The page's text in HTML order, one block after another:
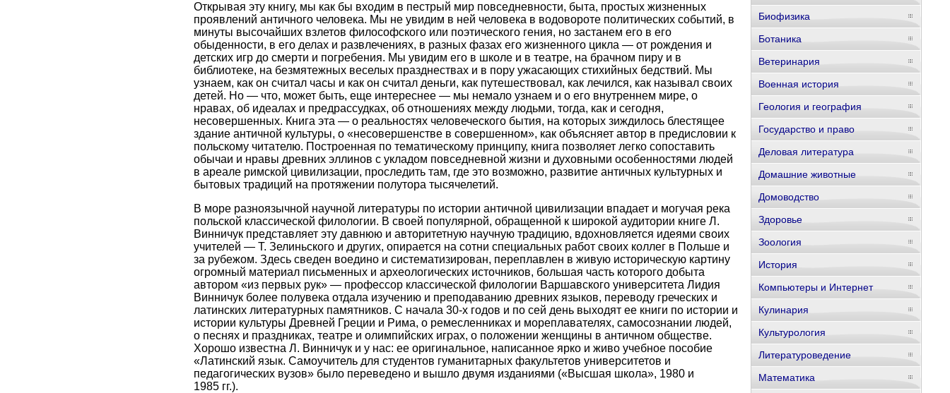
Открывая эту книгу, мы как бы входим в пестрый мир повседневности, быта, простых жизненных
проявлений античного человека. Мы не увидим в ней человека в водовороте политических событий, в
минуты высочайших взлетов философского или поэтического гения, но застанем его в его
обыденности, в его делах и развлечениях, в разных фазах его жизненного цикла — от рождения и
детских игр до смерти и погребения. Мы увидим его в школе и в театре, на брачном пиру и в
библиотеке, на безмятежных веселых празднествах и в пору ужасающих стихийных бедствий. Мы
узнаем, как он считал часы и как он считал деньги, как путешествовал, как лечился, как называл своих
детей. Но — что, может быть, еще интереснее — мы немало узнаем и о его внутреннем мире, о
нравах, об идеалах и предрассудках, об отношениях между людьми, тогда, как и сегодня,
несовершенных. Книга эта — о реальностях человеческого бытия, на которых зиждилось блестящее
здание античной культуры, о «несовершенстве в совершенном», как объясняет автор в предисловии к
польскому читателю. Построенная по тематическому принципу, книга позволяет легко сопоставить
обычаи и нравы древних эллинов с укладом повседневной жизни и духовными особенностями людей
в ареале римской цивилизации, проследить там, где это возможно, развитие античных культурных и
бытовых традиций на протяжении полутора тысячелетий.
В море разноязычной научной литературы по истории античной цивилизации впадает и могучая река
польской классической филологии. В своей популярной, обращенной к широкой аудитории книге Л.
Винничук представляет эту давнюю и авторитетную научную традицию, вдохновляется идеями своих
учителей — Т. Зелиньского и других, опирается на сотни специальных работ своих коллег в Польше и
за рубежом. Здесь сведен воедино и систематизирован, переплавлен в живую историческую картину
огромный материал письменных и археологических источников, большая часть которого добыта
автором «из первых рук» — профессор классической филологии Варшавского университета Лидия
Винничук более полувека отдала изучению и преподаванию древних языков, переводу греческих и
латинских литературных памятников. С начала 30-х годов и по сей день выходят ее книги по истории и
истории культуры Древней Греции и Рима, о ремесленниках и мореплавателях, самосознании людей,
о песнях и праздниках, театре и олимпийских играх, о положении женщины в античном обществе.
Хорошо известна Л. Винничук и у нас: ее оригинальное, написанное ярко и живо учебное пособие
«Латинский язык. Самоучитель для студентов гуманитарных факультетов университетов и
педагогических вузов» было переведено и вышло двумя изданиями («Высшая школа», 1980 и
1985 гг.).
Биофизика
Ботаника
Ветеринария
Военная история
Геология и география
Государство и право
Деловая литература
Домашние животные
Домоводство
Здоровье
Зоология
История
Компьютеры и Интернет
Кулинария
Культурология
Литературоведение
Математика